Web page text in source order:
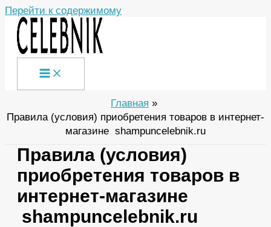
Перейти к содержимому
Главная
Правила (условия) приобретения товаров в интернет-
магазине shampuncelebnik.ru
Правила (условия)
приобретения товаров в
интернет-магазине
shampuncelebnik.ru